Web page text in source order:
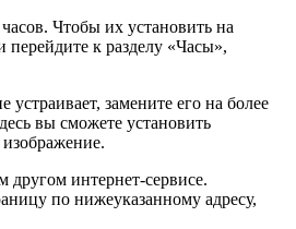
Чтобы их установить на
к разделу «Часы»,
замените его на более
вы сможете установить
другом интернет-сервисе.
по нижеуказанному адресу,